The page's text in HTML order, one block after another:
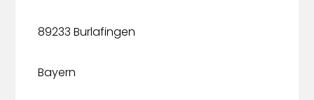
89233 Burlafingen
Bayern